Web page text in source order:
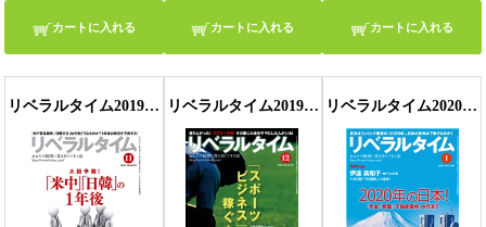
カートに入れる カートに入れる カートに入れる
リベラルタイム2019年11月号 リベラルタイム2019年12月号 リベラルタイム2020年1月号